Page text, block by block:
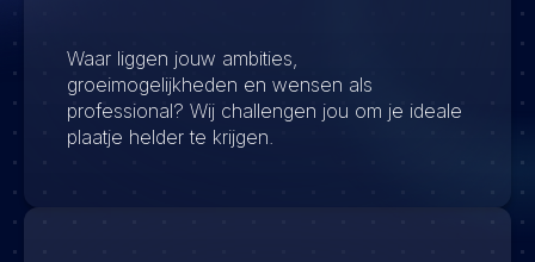
Waar liggen jouw ambities,
groeimogelijkheden en wensen als
professional? Wij challengen jou om je ideale
plaatje helder te krijgen.